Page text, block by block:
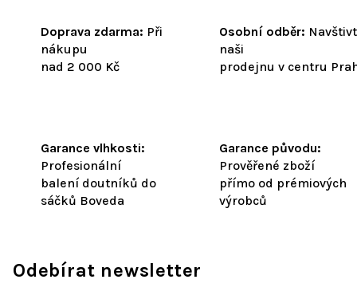
Doprava zdarma: Při
nákupu
nad 2 000 Kč
Osobní odběr:
naši
prodejnu v centru
Garance vlhkosti:
Profesionální
balení doutníků do
sáčků Boveda
Garance původu:
Prověřené zboží
přímo od prémiových
výrobců
Odebírat newsletter